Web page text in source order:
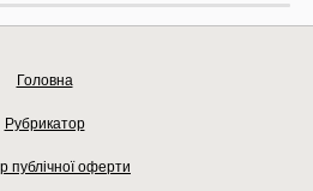
Головна
Рубрикатор
публічної оферти